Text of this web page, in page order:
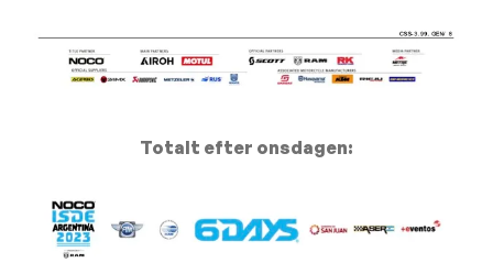
Totalt efter onsdagen: